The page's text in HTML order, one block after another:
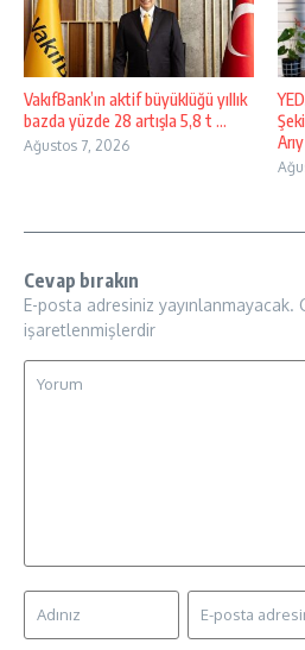
VakıfBank’ın aktif büyüklüğü yıllık
bazda yüzde 28 artışla 5,8 t ...
Ağustos 7, 2026
Cevap bırakın
E-posta adresiniz yayınlanmayacak.
işaretlenmişlerdir